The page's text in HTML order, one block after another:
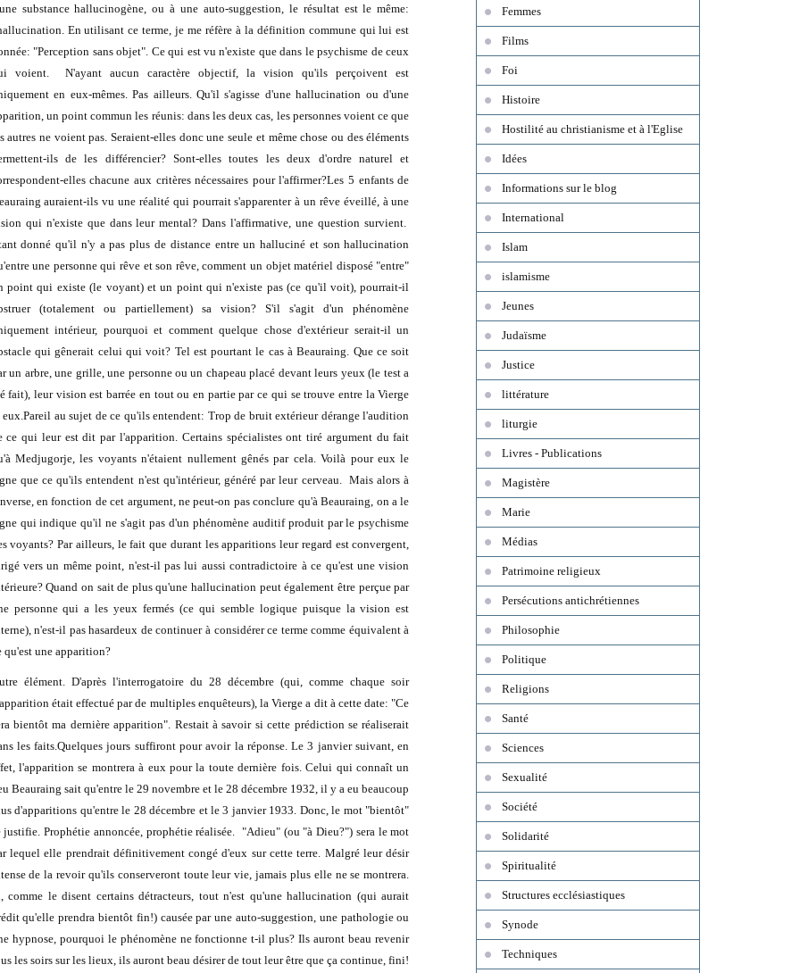
substance hallucinogène, ou à une auto-suggestion, le résultat est le même:
En utilisant ce terme, je me réfère à la définition commune qui lui est
"Perception sans objet". Ce qui est vu n'existe que dans le psychisme de ceux
voient. N'ayant aucun caractère objectif, la vision qu'ils perçoivent est
en eux-mêmes. Pas ailleurs. Qu'il s'agisse d'une hallucination ou d'une
un point commun les réunis: dans les deux cas, les personnes voient ce que
autres ne voient pas. Seraient-elles donc une seule et même chose ou des éléments
ils de les différencier? Sont-elles toutes les deux d'ordre naturel et
elles chacune aux critères nécessaires pour l'affirmer?Les 5 enfants de
auraient-ils vu une réalité qui pourrait s'apparenter à un rêve éveillé, à une
qui n'existe que dans leur mental? Dans l'affirmative, une question survient.
donné qu'il n'y a pas plus de distance entre un halluciné et son hallucination
une personne qui rêve et son rêve, comment un objet matériel disposé "entre"
point qui existe (le voyant) et un point qui n'existe pas (ce qu'il voit), pourrait-il
(totalement ou partiellement) sa vision? S'il s'agit d'un phénomène
intérieur, pourquoi et comment quelque chose d'extérieur serait-il un
qui gênerait celui qui voit? Tel est pourtant le cas à Beauraing. Que ce soit
un arbre, une grille, une personne ou un chapeau placé devant leurs yeux (le test a
fait), leur vision est barrée en tout ou en partie par ce qui se trouve entre la Vierge
eux.Pareil au sujet de ce qu'ils entendent: Trop de bruit extérieur dérange l'audition
ce qui leur est dit par l'apparition. Certains spécialistes ont tiré argument du fait
Medjugorje, les voyants n'étaient nullement gênés par cela. Voilà pour eux le
que ce qu'ils entendent n'est qu'intérieur, généré par leur cerveau. Mais alors à
en fonction de cet argument, ne peut-on pas conclure qu'à Beauraing, on a le
qui indique qu'il ne s'agit pas d'un phénomène auditif produit par le psychisme
voyants? Par ailleurs, le fait que durant les apparitions leur regard est convergent,
vers un même point, n'est-il pas lui aussi contradictoire à ce qu'est une vision
Quand on sait de plus qu'une hallucination peut également être perçue par
personne qui a les yeux fermés (ce qui semble logique puisque la vision est
n'est-il pas hasardeux de continuer à considérer ce terme comme équivalent à
qu'est une apparition?
élément. D'après l'interrogatoire du 28 décembre (qui, comme chaque soir
était effectué par de multiples enquêteurs), la Vierge a dit à cette date: "Ce
bientôt ma dernière apparition". Restait à savoir si cette prédiction se réaliserait
les faits.Quelques jours suffiront pour avoir la réponse. Le 3 janvier suivant, en
l'apparition se montrera à eux pour la toute dernière fois. Celui qui connaît un
Beauraing sait qu'entre le 29 novembre et le 28 décembre 1932, il y a eu beaucoup
d'apparitions qu'entre le 28 décembre et le 3 janvier 1933. Donc, le mot "bientôt"
justifie. Prophétie annoncée, prophétie réalisée. "Adieu" (ou "à Dieu?") sera le mot
lequel elle prendrait définitivement congé d'eux sur cette terre. Malgré leur désir
de la revoir qu'ils conserveront toute leur vie, jamais plus elle ne se montrera.
comme le disent certains détracteurs, tout n'est qu'une hallucination (qui aurait
qu'elle prendra bientôt fin!) causée par une auto-suggestion, une pathologie ou
hypnose, pourquoi le phénomène ne fonctionne t-il plus? Ils auront beau revenir
les soirs sur les lieux, ils auront beau désirer de tout leur être que ça continue, fini!
Femmes
Films
Foi
Histoire
Hostilité au christianisme et à l'Eglise
Idées
Informations sur le blog
International
Islam
islamisme
Jeunes
Judaïsme
Justice
littérature
liturgie
Livres - Publications
Magistère
Marie
Médias
Patrimoine religieux
Persécutions antichrétiennes
Philosophie
Politique
Religions
Santé
Sciences
Sexualité
Société
Solidarité
Spiritualité
Structures ecclésiastiques
Synode
Techniques